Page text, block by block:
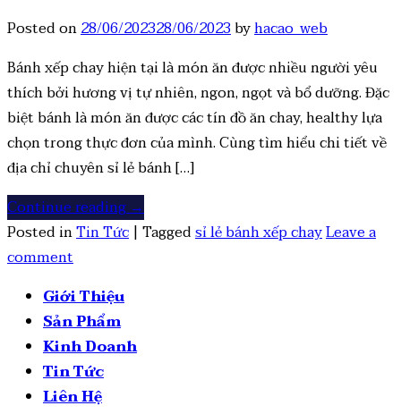
Posted on28/06/202328/06/2023byhacao_web
Bánh xếp chay hiện tại là món ăn được nhiều người yêu
thích bởi hương vị tự nhiên, ngon, ngọt và bổ dưỡng. Đặc
biệt bánh là món ăn được các tín đồ ăn chay, healthy lựa
chọn trong thực đơn của mình. Cùng tìm hiểu chi tiết về
địa chỉ chuyên sỉ lẻ bánh […]
Continue reading→
Posted inTin Tức | Taggedsỉ lẻ bánh xếp chayLeave a
comment
Giới Thiệu
Sản Phẩm
Kinh Doanh
Tin Tức
Liên Hệ